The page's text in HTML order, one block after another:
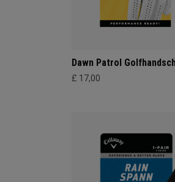
Dawn Patrol
£ 17,00